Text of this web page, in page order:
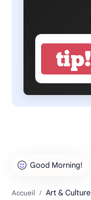
tip!
Accueil Art & Culture